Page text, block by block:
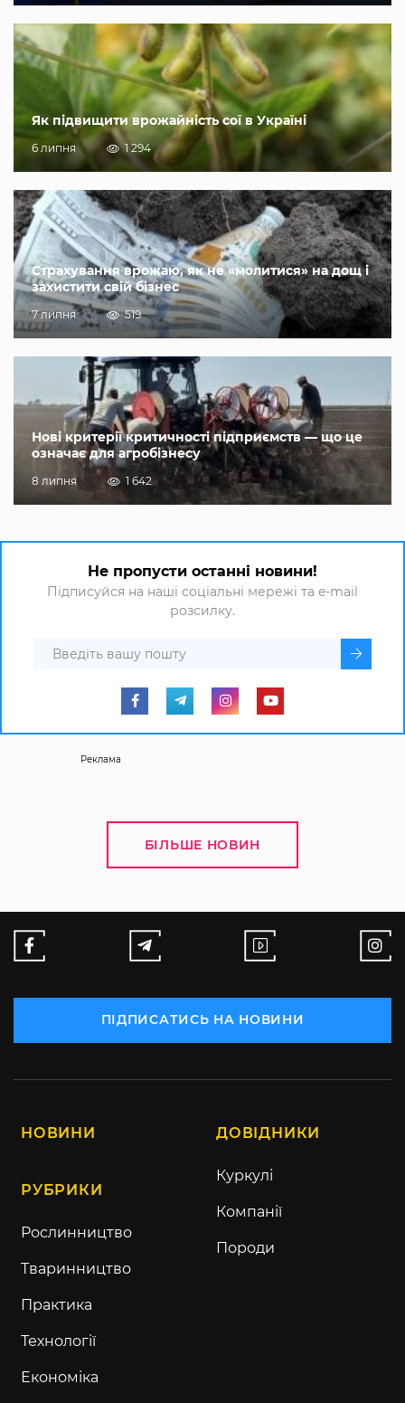
Як підвищити врожайність сої в Україні
6 липня 1 294
Страхування врожаю, як не «молитися» на дощ і
захистити свій бізнес
7 липня 519
Нові критерії критичності підприємств — що це
означає для агробізнесу
8 липня 1 642
Не пропусти останні новини!
Підписуйся на наші соціальні мережі та e-mail
розсилку.
Реклама
БІЛЬШЕ НОВИН
ПІДПИСАТИСЬ НА НОВИНИ
НОВИНИ
РУБРИКИ
Рослинництво
Тваринництво
Практика
Технології
Економіка
ДОВІДНИКИ
Куркулі
Компанії
Породи